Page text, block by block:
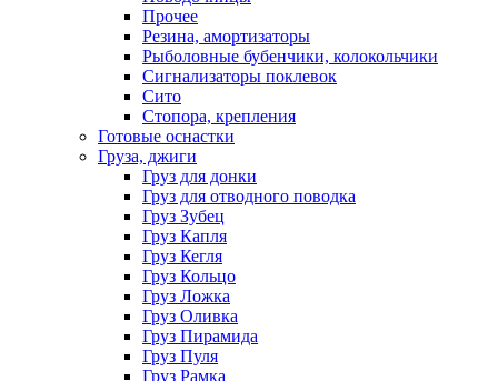
Прочее
Резина, амортизаторы
Рыболовные бубенчики, колокольчики
Сигнализаторы поклевок
Сито
Стопора, крепления
Готовые оснастки
Груза, джиги
Груз для донки
Груз для отводного поводка
Груз Зубец
Груз Капля
Груз Кегля
Груз Кольцо
Груз Ложка
Груз Оливка
Груз Пирамида
Груз Пуля
Груз Рамка